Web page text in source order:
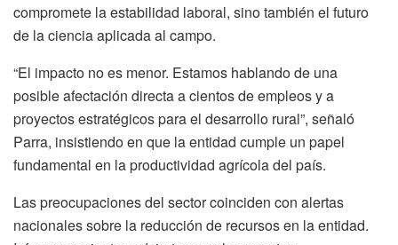
compromete la estabilidad laboral, sino también el futuro
de la ciencia aplicada al campo.
“El impacto no es menor. Estamos hablando de una
posible afectación directa a cientos de empleos y a
proyectos estratégicos para el desarrollo rural”, señaló
Parra, insistiendo en que la entidad cumple un papel
fundamental en la productividad agrícola del país.
Las preocupaciones del sector coinciden con alertas
nacionales sobre la reducción de recursos en la entidad.